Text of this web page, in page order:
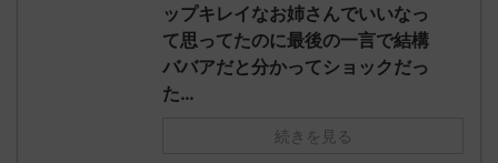
決めた！ (ﾜ
ップキレイなお姉さんでいいなっ
て思ってたのに最後の一言で結構
ババアだと分かってショックだっ
た…
続きを見る